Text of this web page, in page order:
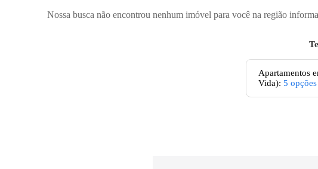
Nossa busca não encontrou nenhum imóvel para você na região
Apartamentos
Vida): 5 opções